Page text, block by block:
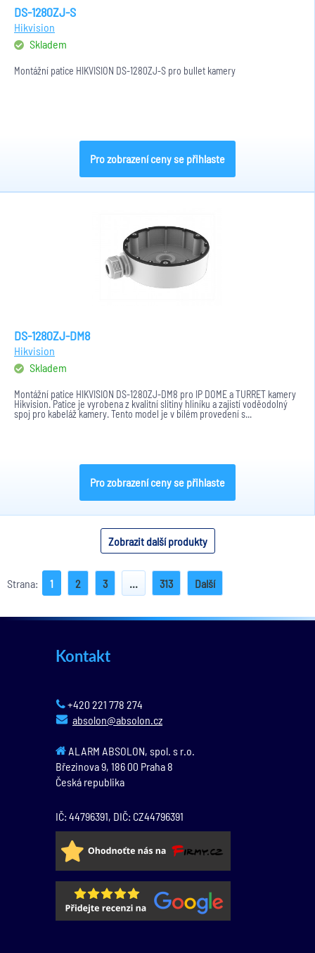
DS-1280ZJ-S
Hikvision
Skladem
Montážní patice HIKVISION DS-1280ZJ-S pro bullet kamery
Pro zobrazení ceny se přihlaste
DS-1280ZJ-DM8
Hikvision
Skladem
Montážní patice HIKVISION DS-1280ZJ-DM8 pro IP DOME a TURRET kamery
Hikvision. Patice je vyrobena z kvalitní slitiny hliníku a zajistí voděodolný
spoj pro kabeláž kamery. Tento model je v bílém provedení s...
Pro zobrazení ceny se přihlaste
Zobrazit další produkty
Strana: 1 2 3 ... 313 Další
Kontakt
+420 221 778 274
absolon@absolon.cz
ALARM ABSOLON, spol. s r.o.
Březinova 9, 186 00 Praha 8
Česká republika
IČ: 44796391, DIČ: CZ44796391